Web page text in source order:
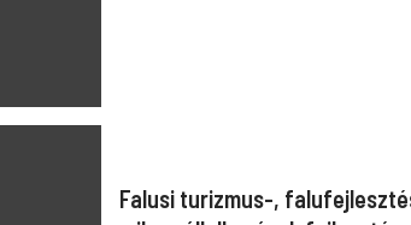
Falusi turizmus-,